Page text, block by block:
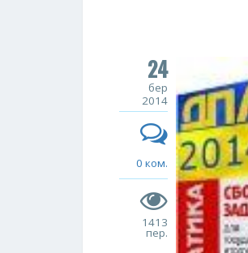
24
бер
2014
0 ком.
1413
пер.